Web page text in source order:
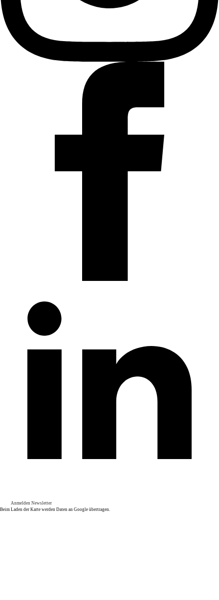
Anmelden Newsletter
Beim Laden der Karte werden Daten an Google übertragen.